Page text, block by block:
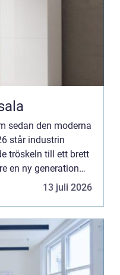
sedan den moderna
står industrin
tröskeln till ett brett
en ny generation
13 juli 2026